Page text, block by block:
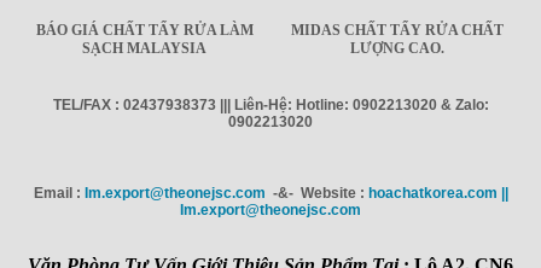
BÁO GIÁ CHẤT TẨY RỬA LÀM
SẠCH MALAYSIA
MIDAS CHẤT TẨY RỬA CHẤT
LƯỢNG CAO.
TEL/FAX : 02437938373 ||| Liên-Hệ: Hotline: 0902213020 & Zalo:
0902213020
Email : Im.export@theonejsc.com -&- Website : hoachatkorea.com ||
Im.export@theonejsc.com